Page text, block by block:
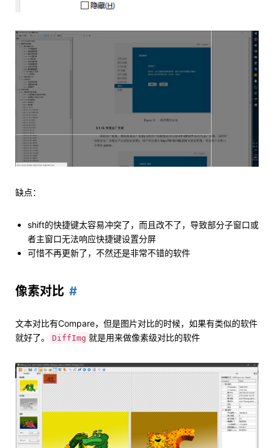
缺点：
shift的快捷键太容易冲突了，而且改不了，导致部分子窗口或
者主窗口无法响应快捷键设置分屏
可惜不再更新了，不然还是非常不错的软件
像素对比
文本对比有Compare，但是图片对比的时候，如果有类似的软件
就好了。
DiffImg 就是用来做像素级对比的软件